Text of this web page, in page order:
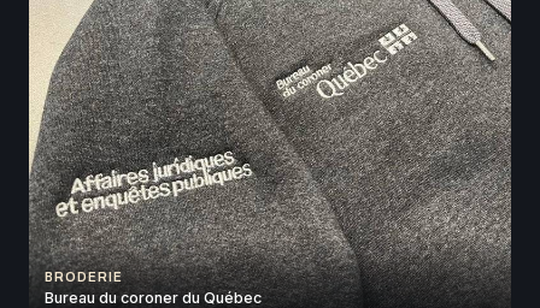
BRODERIE
Bureau du coroner du Québec